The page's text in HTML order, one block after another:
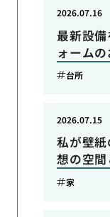
最新設
ォーム
2026.07.16
台所
私が壁
想の空
2026.07.15
家